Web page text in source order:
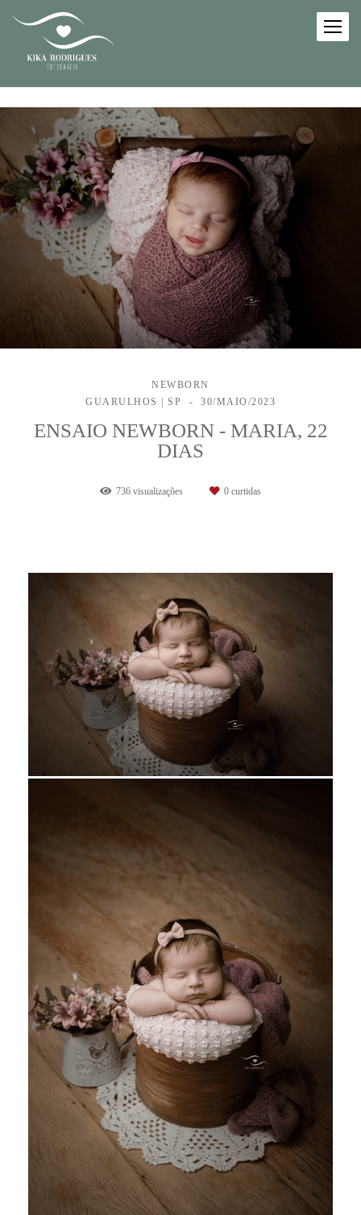
NEWBORN
GUARULHOS | SP
30/MAIO/2023
ENSAIO NEWBORN - MARIA, 22
DIAS
736 visualizações 0 curtidas